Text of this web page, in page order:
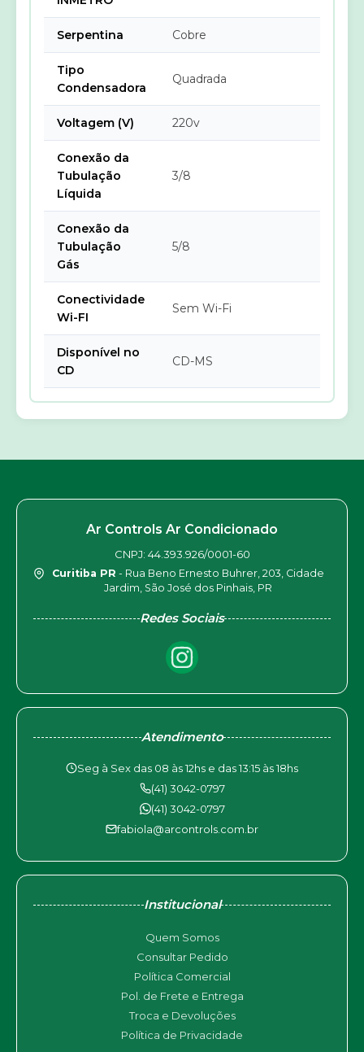
Serpentina Cobre
Tipo
Condensadora
Quadrada
Voltagem (V) 220v
Conexão da
Tubulação
Líquida
3/8
Conexão da
Tubulação
Gás
5/8
Conectividade
Wi-FI
Sem Wi-Fi
Disponível no
CD
CD-MS
Ar Controls Ar Condicionado
CNPJ: 44.393.926/0001-60
Curitiba PR - Rua Beno Ernesto Buhrer, 203, Cidade
Jardim, São José dos Pinhais, PR
Redes Sociais
Atendimento
Seg à Sex das 08 às 12hs e das 13:15 às 18hs
(41) 3042-0797
(41) 3042-0797
fabiola@arcontrols.com.br
Institucional
Quem Somos
Consultar Pedido
Política Comercial
Pol. de Frete e Entrega
Troca e Devoluções
Política de Privacidade